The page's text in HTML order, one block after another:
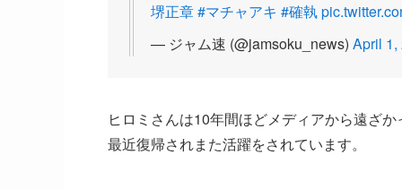
堺正章#マチャアキ #確執
— ジャム速 (@jamsoku_news) April 1,
ヒロミさんは10年間ほどメディアから遠ざ
最近復帰されまた活躍をされています。